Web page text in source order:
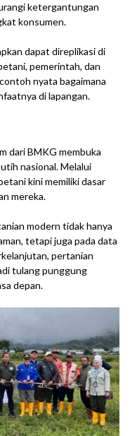
ketergantungan
konsumen.
dapat direplikasi di
pemerintah, dan
nyata bagaimana
di lapangan.
dari BMKG membuka
nasional. Melalui
kini memiliki dasar
mereka.
modern tidak hanya
tetapi juga pada data
pertanian
tulang punggung
depan.